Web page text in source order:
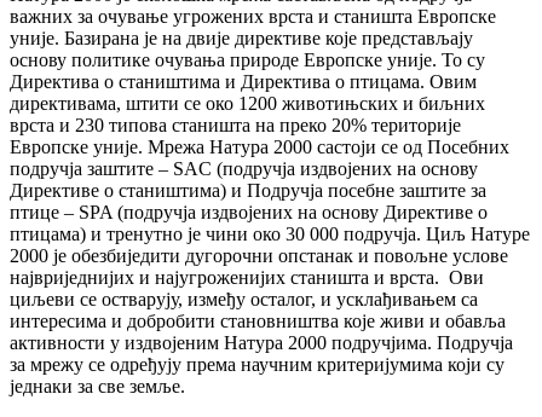
важних за очување угрожених врста и станишта Европске
уније. Базирана је на двије директиве које представљају
основу политике очувања природе Европске уније. То су
Директива о стаништима и Директива о птицама. Овим
директивама, штити се око 1200 животињских и биљних
врста и 230 типова станишта на преко 20% територије
Европске уније. Мрежa Натура 2000 састоји се од Посебних
подручја заштите – SAC (подручја издвојених на основу
Директиве о стаништима) и Подручја посебне заштите за
птице – SPA (подручја издвојених на oснoву Директиве о
птицама) и тренутно је чини око 30 000 подручја. Циљ Натуре
2000 је обезбиједити дугорочни опстанак и повољне услове
највриједнијих и најугроженијих станишта и врста. Ови
циљеви се остварују, између осталог, и усклађивањем са
интересима и добробити становништва које живи и обавља
активности у издвојеним Натура 2000 подручјима. Подручја
за мрежу се одређују према научним критеријумима који су
једнаки за све земље.